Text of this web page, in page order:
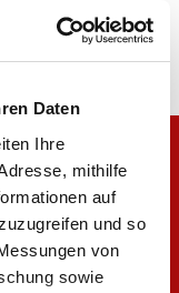
Daten
Ihre
mithilfe
auf
und so
von
sowie